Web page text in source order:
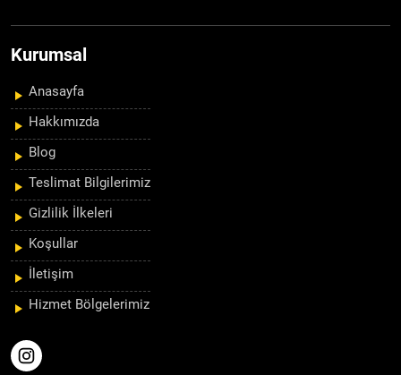
Kurumsal
Anasayfa
Hakkımızda
Blog
Teslimat Bilgilerimiz
Gizlilik İlkeleri
Koşullar
İletişim
Hizmet Bölgelerimiz